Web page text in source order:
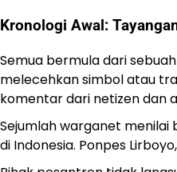
Kronologi Awal:
Semua bermula dari
melecehkan simbol atau
komentar dari netizen dan
Sejumlah warganet menilai
di Indonesia. Ponpes